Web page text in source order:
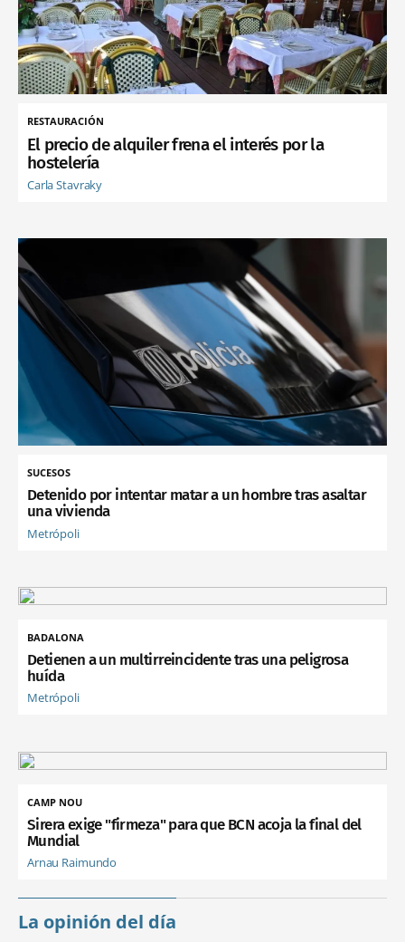
RESTAURACIÓN
El precio de alquiler frena el interés por la
hostelería
Carla Stavraky
SUCESOS
Detenido por intentar matar a un hombre tras asaltar
una vivienda
Metrópoli
BADALONA
Detienen a un multirreincidente tras una peligrosa
huída
Metrópoli
CAMP NOU
Sirera exige "firmeza" para que BCN acoja la final del
Mundial
Arnau Raimundo
La opinión del día